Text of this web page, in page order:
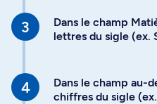
Dans le champ
lettres du sigle (ex.
Dans le champ au-
chiffres du sigle (ex.